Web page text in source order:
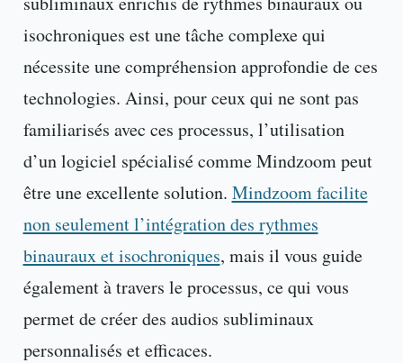
isochroniques est une tâche complexe qui
nécessite une compréhension approfondie de ces
technologies. Ainsi, pour ceux qui ne sont pas
familiarisés avec ces processus, l’utilisation
d’un logiciel spécialisé comme Mindzoom peut
être une excellente solution. Mindzoom facilite
non seulement l’intégration des rythmes
binauraux et isochroniques, mais il vous guide
également à travers le processus, ce qui vous
permet de créer des audios subliminaux
personnalisés et efficaces.